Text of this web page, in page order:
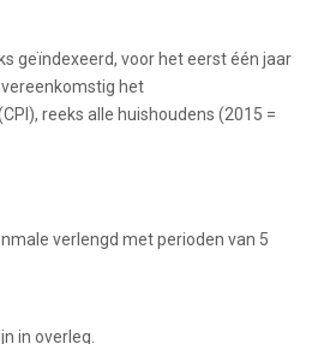
geïndexeerd, voor het eerst één jaar
het
reeks alle huishoudens (2015 =
verlengd met perioden van 5
in overleg.